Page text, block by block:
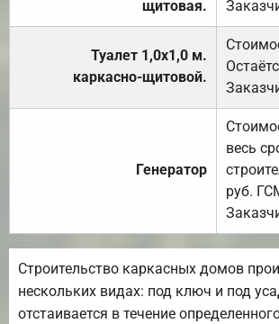
щитовая.
Туалет 1,0х1,0 м.
каркасно-щитовой.
Генератор
весь
руб.
Строительство каркасных домов
нескольких видах: под ключ и под
отстаивается в течение